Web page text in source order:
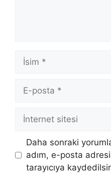
İsim
posta
İnternet
Daha sonraki
adım, e-posta
tarayıcıya